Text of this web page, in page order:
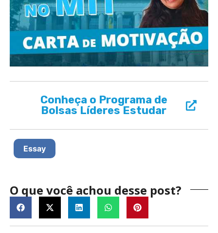
Conheça o Programa de
Bolsas Líderes Estudar
Essay
O que você achou desse post?